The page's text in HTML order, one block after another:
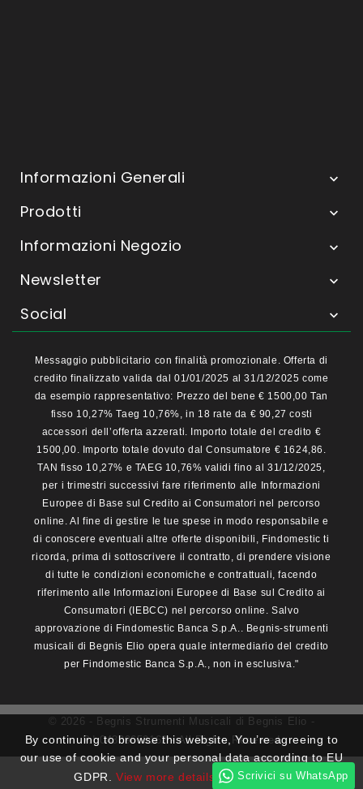
Informazioni Generali 
Prodotti 
Informazioni Negozio 
Newsletter 
Social 
By continuing to browse this website, You’re agreeing to
our use of cookie and your personal data according to EU
GDPR. View more details I ACCEPT
Messaggio pubblicitario con finalità promozionale. Offerta di
credito finalizzato valida dal 01/01/2025 al 31/12/2025 come
da esempio rappresentativo: Prezzo del bene € 1500,00 Tan
fisso 10,27% Taeg 10,76%, in 18 rate da € 90,27 costi
accessori dell’offerta azzerati. Importo totale del credito €
1500,00. Importo totale dovuto dal Consumatore € 1624,86.
TAN fisso 10,27% e TAEG 10,76% validi fino al 31/12/2025,
per i trimestri successivi fare riferimento alle Informazioni
Europee di Base sul Credito ai Consumatori nel percorso
online. Al fine di gestire le tue spese in modo responsabile e
di conoscere eventuali altre offerte disponibili, Findomestic ti
ricorda, prima di sottoscrivere il contratto, di prendere visione
di tutte le condizioni economiche e contrattuali, facendo
riferimento alle Informazioni Europee di Base sul Credito ai
Consumatori (IEBCC) nel percorso online. Salvo
approvazione di Findomestic Banca S.p.A.. Begnis-strumenti
musicali di Begnis Elio opera quale intermediario del credito
per Findomestic Banca S.p.A., non in esclusiva."
© 2026 - Begnis Strumenti Musicali di Begnis Elio -
P.I.04339650162 - All Rights Reserved
Scrivici su WhatsApp